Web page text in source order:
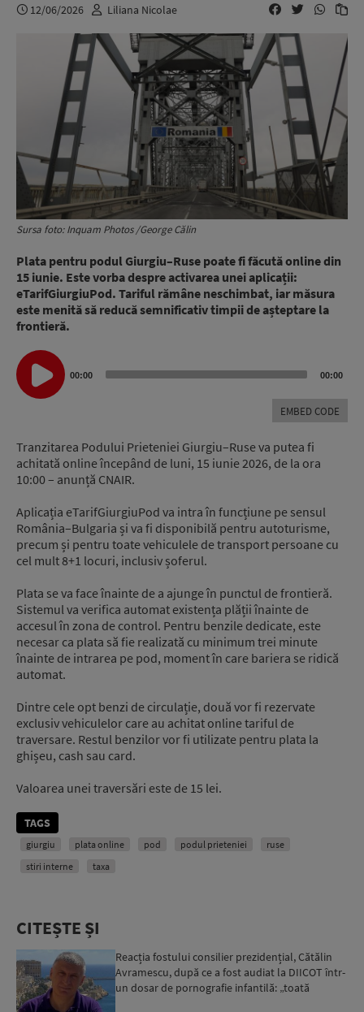
12/06/2026 Liliana Nicolae
Sursa foto: Inquam Photos /George Călin
Plata pentru podul Giurgiu–Ruse poate fi făcută online din
15 iunie. Este vorba despre activarea unei aplicații:
eTarifGiurgiuPod. Tariful rămâne neschimbat, iar măsura
este menită să reducă semnificativ timpii de așteptare la
frontieră.
Audio
Player
00:00 00:00
EMBED CODE
Tranzitarea Podului Prieteniei Giurgiu–Ruse va putea fi
achitată online începând de luni, 15 iunie 2026, de la ora
10:00 – anunță CNAIR.
Aplicația eTarifGiurgiuPod va intra în funcțiune pe sensul
România–Bulgaria și va fi disponibilă pentru autoturisme,
precum și pentru toate vehiculele de transport persoane cu
cel mult 8+1 locuri, inclusiv șoferul.
Plata se va face înainte de a ajunge în punctul de frontieră.
Sistemul va verifica automat existența plății înainte de
accesul în zona de control. Pentru benzile dedicate, este
necesar ca plata să fie realizată cu minimum trei minute
înainte de intrarea pe pod, moment în care bariera se ridică
automat.
Dintre cele opt benzi de circulație, două vor fi rezervate
exclusiv vehiculelor care au achitat online tariful de
traversare. Restul benzilor vor fi utilizate pentru plata la
ghișeu, cash sau card.
Valoarea unei traversări este de 15 lei.
TAGS
giurgiu plata online pod podul prieteniei
ruse
stiri interne
taxa
CITEȘTE ȘI
Reacția fostului consilier prezidențial, Cătălin
Avramescu, după ce a fost audiat la DIICOT într-
un dosar de pornografie infantilă: „toată